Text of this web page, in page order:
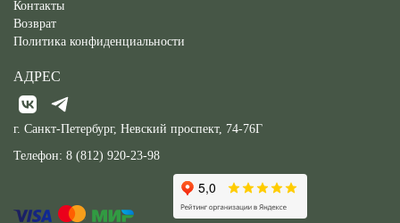
Контакты
Возврат
Политика конфиденциальности
АДРЕС
г. Санкт-Петербург, Невский проспект, 74-76Г
Телефон: 8 (812) 920-23-98